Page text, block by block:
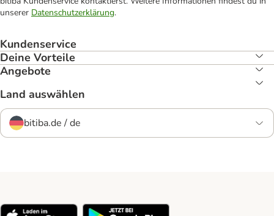
unserer Datenschutzerklärung.
Kundenservice
Deine Vorteile
Angebote
Land auswählen
bitiba.de / de